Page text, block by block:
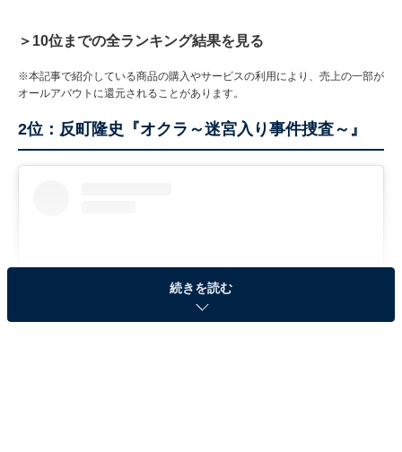
＞10位までの全ランキング結果を見る
※本記事で紹介している商品の購入やサービスの利用により、売上の一部が
オールアバウトに還元されることがあります。
2位：反町隆史『オクラ～迷宮入り事件捜査～』
続きを読む